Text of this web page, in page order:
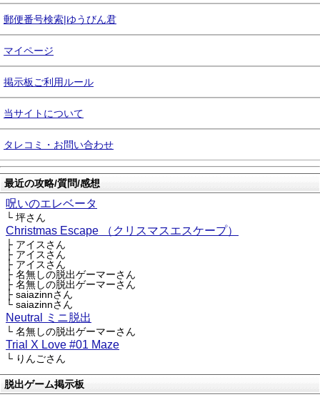
郵便番号検索|ゆうびん君
マイページ
掲示板ご利用ルール
当サイトについて
タレコミ・お問い合わせ
最近の攻略/質問/感想
呪いのエレベータ
└ 坪さん
Christmas Escape （クリスマスエスケープ）
├ アイスさん
├ アイスさん
├ アイスさん
├ 名無しの脱出ゲーマーさん
├ 名無しの脱出ゲーマーさん
├ saiazinnさん
└ saiazinnさん
Neutral ミニ脱出
└ 名無しの脱出ゲーマーさん
Trial X Love #01 Maze
└ りんごさん
脱出ゲーム掲示板